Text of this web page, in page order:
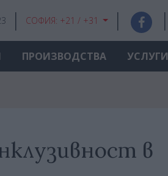
СОФИЯ: +21 / +31
ПРОИЗВОДСТВА УСЛУГИ
в